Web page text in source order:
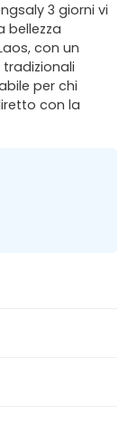
3 giorni vi
bellezza
con un
per chi
con la